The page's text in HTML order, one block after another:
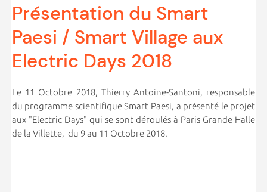
Présentation du Smart
Paesi / Smart Village aux
Electric Days 2018
Le 11 Octobre 2018, Thierry Antoine-Santoni, responsable
du programme scientifique Smart Paesi, a présenté le projet
aux "Electric Days" qui se sont déroulés à Paris Grande Halle
de la Villette, du 9 au 11 Octobre 2018.